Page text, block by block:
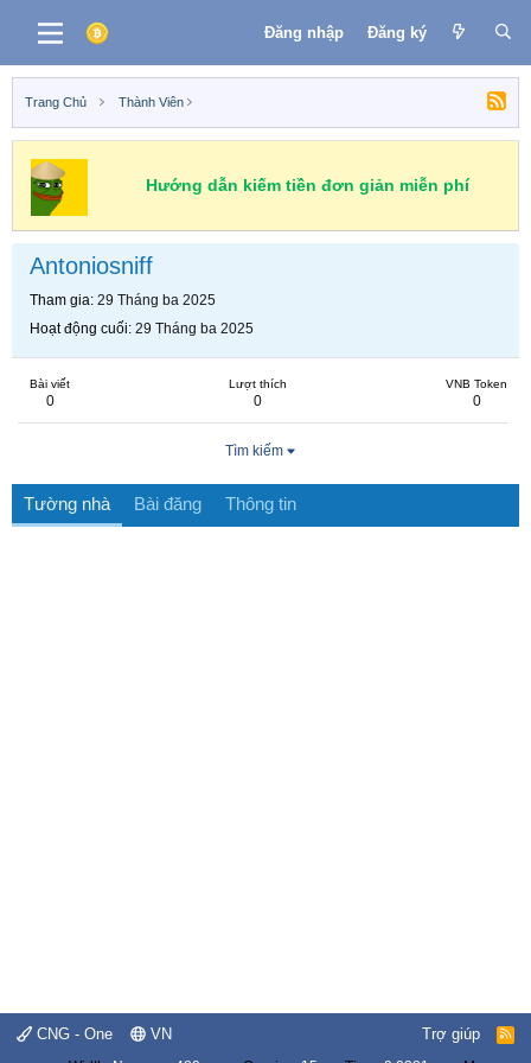
Đăng nhập Đăng ký
Trang Chủ Thành Viên
Hướng dẫn kiếm tiền đơn giản miễn phí
Antoniosniff
Tham gia 29 Tháng ba 2025
Hoạt động cuối 29 Tháng ba 2025
Bài viết
0
Lượt thích
0
VNB Token
0
Tìm kiếm
Tường nhà Bài đăng Thông tin
CNG - One VN Trợ giúp
R